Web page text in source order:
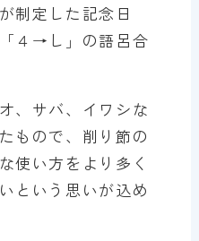
制定した記念日
４→し」の語呂合
、サバ、イワシな
もので、削り節の
使い方をより多く
という思いが込め